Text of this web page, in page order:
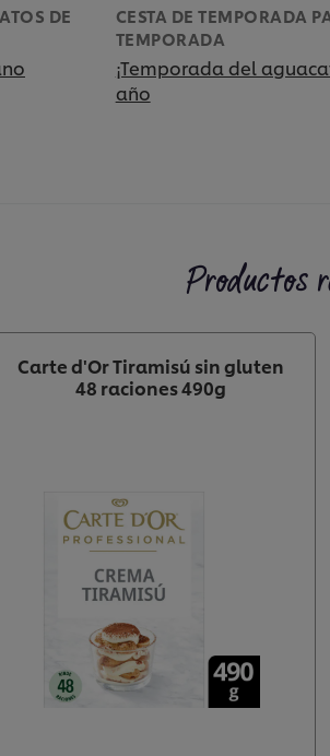
DE
CESTA DE TEMPORADA
TEMPORADA
¡Temporada del
año
Productos
Carte d'Or Tiramisú sin gluten
48 raciones 490g